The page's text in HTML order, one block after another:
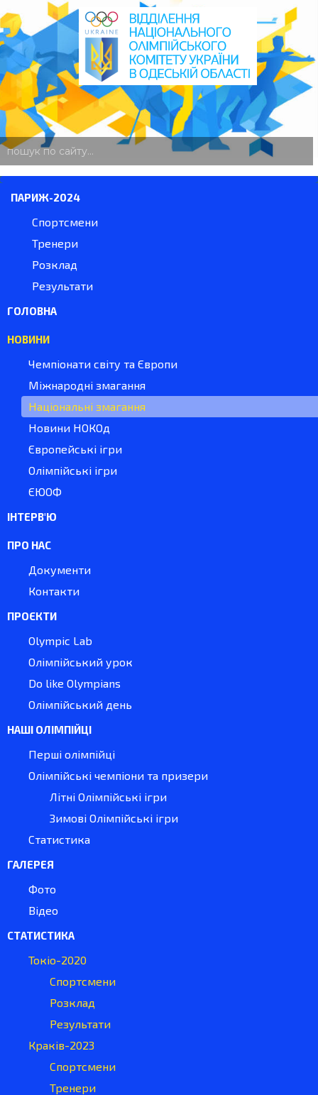
пошук
по
ПАРИЖ-2024
Спортсмени
Тренери
Розклад
Результати
ГОЛОВНА
НОВИНИ
Чемпіонати світу та Європи
Міжнародні змагання
Національні змагання
Новини НОКОд
Європейські ігри
Олімпійські ігри
ЄЮОФ
ІНТЕРВ'Ю
ПРО НАС
Документи
Контакти
ПРОЄКТИ
Olympic Lab
Олімпійський урок
Do like Olympians
Олімпійський день
НАШІ ОЛІМПІЙЦІ
Перші олімпійці
Олімпійські чемпіони та призери
Літні Олімпійські ігри
Зимові Олімпійські ігри
Статистика
ГАЛЕРЕЯ
Фото
Відео
СТАТИСТИКА
Токіо-2020
Спортсмени
Розклад
Результати
Краків-2023
Спортсмени
Тренери